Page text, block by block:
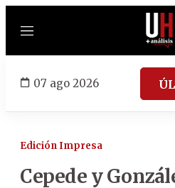
Menú
07 ago 2026
Edición Impresa
Cepede y